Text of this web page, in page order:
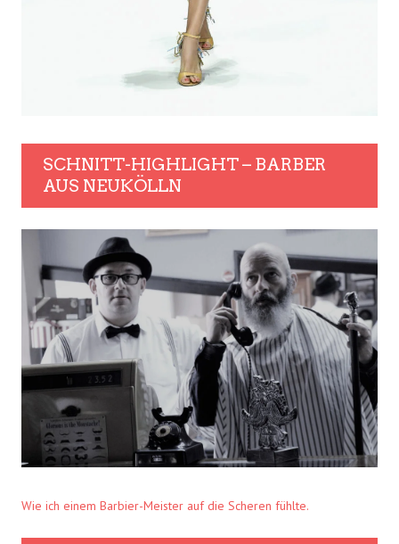
SCHNITT-HIGHLIGHT – BARBER
AUS NEUKÖLLN
Wie ich einem Barbier-Meister auf die Scheren fühlte.